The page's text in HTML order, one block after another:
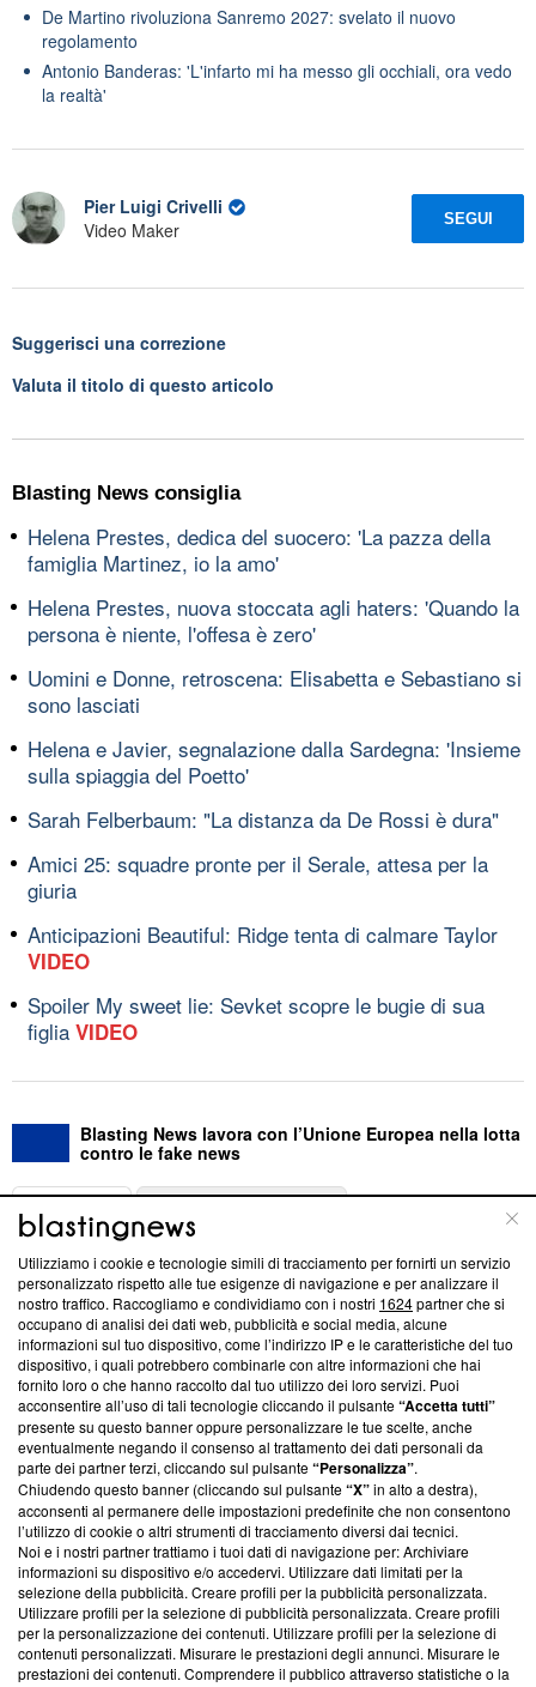
De Martino rivoluziona Sanremo 2027: svelato il nuovo
regolamento
Antonio Banderas: 'L'infarto mi ha messo gli occhiali, ora vedo
la realtà'
Pier Luigi Crivelli
Video Maker
SEGUI
Suggerisci una correzione
Valuta il titolo di questo articolo
Blasting News consiglia
Helena Prestes, dedica del suocero: 'La pazza della
famiglia Martinez, io la amo'
Helena Prestes, nuova stoccata agli haters: 'Quando la
persona è niente, l'offesa è zero'
Uomini e Donne, retroscena: Elisabetta e Sebastiano si
sono lasciati
Helena e Javier, segnalazione dalla Sardegna: 'Insieme
sulla spiaggia del Poetto'
Sarah Felberbaum: "La distanza da De Rossi è dura"
Amici 25: squadre pronte per il Serale, attesa per la
giuria
Anticipazioni Beautiful: Ridge tenta di calmare Taylor
VIDEO
Spoiler My sweet lie: Sevket scopre le bugie di sua
figlia VIDEO
Blasting News lavora con l’Unione Europea nella lotta
contro le fake news
ABOUT
Questa sezione offre informazioni trasparenti su Blasting
News, sui nostri processi editoriali e su come ci impegniamo a
creare news di qualità. Inoltre, afferma la nostra aderenza a
‘Trust Project - News with Integrity’Blasting News non è
ancora membro del programma, ma ha richiesto di farne
parte; Trust Project non ha ancora effettuato una verifica di
conformità agli standard.
Su di noi
Team editoriale
Corporate
Redazione
Informativa Privacy
Utilizziamo i cookie e tecnologie simili di tracciamento per fornirti un servizio
personalizzato rispetto alle tue esigenze di navigazione e per analizzare il
nostro traffico. Raccogliamo e condividiamo con i nostri 1624partner che si
occupano di analisi dei dati web, pubblicità e social media, alcune
informazioni sul tuo dispositivo, come l’indirizzo IP e le caratteristiche del tuo
dispositivo, i quali potrebbero combinarle con altre informazioni che hai
fornito loro o che hanno raccolto dal tuo utilizzo dei loro servizi. Puoi
acconsentire all’uso di tali tecnologie cliccando il pulsante“Accetta tutti”
presente su questo banner oppure personalizzare le tue scelte, anche
eventualmente negando il consenso al trattamento dei dati personali da
parte dei partner terzi, cliccando sul pulsante“Personalizza”.
Chiudendo questo banner (cliccando sul pulsante“X”in alto a destra),
acconsenti al permanere delle impostazioni predefinite che non consentono
l’utilizzo di cookie o altri strumenti di tracciamento diversi dai tecnici.
Noi e i nostri partner trattiamo i tuoi dati di navigazione per: Archiviare
informazioni su dispositivo e/o accedervi. Utilizzare dati limitati per la
selezione della pubblicità. Creare profili per la pubblicità personalizzata.
Utilizzare profili per la selezione di pubblicità personalizzata. Creare profili
per la personalizzazione dei contenuti. Utilizzare profili per la selezione di
contenuti personalizzati. Misurare le prestazioni degli annunci. Misurare le
prestazioni dei contenuti. Comprendere il pubblico attraverso statistiche o la